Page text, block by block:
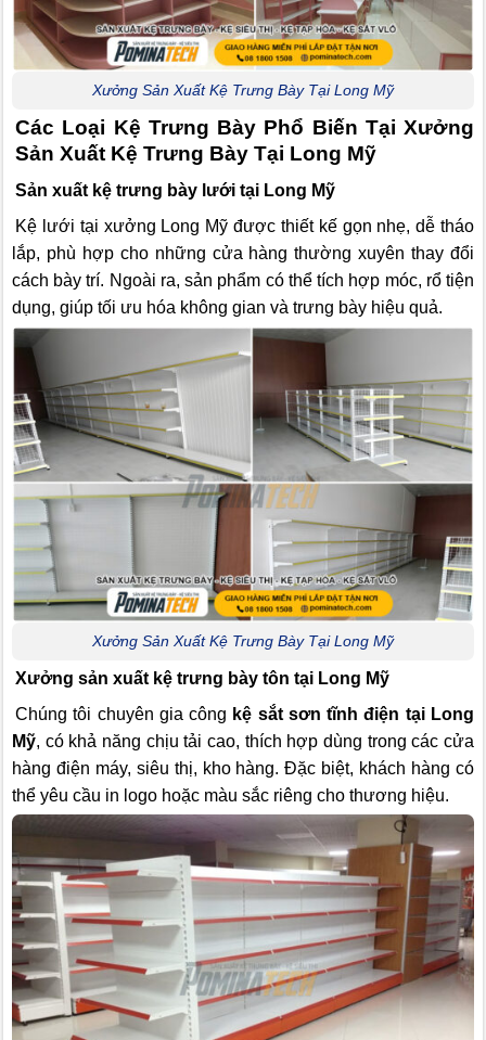
Xưởng Sản Xuất Kệ Trưng Bày Tại Long Mỹ
Các Loại Kệ Trưng Bày Phổ Biến Tại Xưởng
Sản Xuất Kệ Trưng Bày Tại Long Mỹ
Sản xuất kệ trưng bày lưới tại Long Mỹ
Kệ lưới tại xưởng Long Mỹ được thiết kế gọn nhẹ, dễ tháo
lắp, phù hợp cho những cửa hàng thường xuyên thay đổi
cách bày trí. Ngoài ra, sản phẩm có thể tích hợp móc, rổ tiện
dụng, giúp tối ưu hóa không gian và trưng bày hiệu quả.
Xưởng Sản Xuất Kệ Trưng Bày Tại Long Mỹ
Xưởng sản xuất kệ trưng bày tôn tại Long Mỹ
Chúng tôi chuyên gia công kệ sắt sơn tĩnh điện tại Long
Mỹ, có khả năng chịu tải cao, thích hợp dùng trong các cửa
hàng điện máy, siêu thị, kho hàng. Đặc biệt, khách hàng có
thể yêu cầu in logo hoặc màu sắc riêng cho thương hiệu.